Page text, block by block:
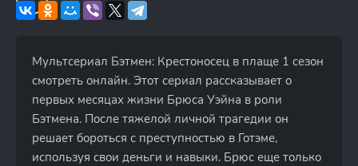
Мультсериал Бэтмен: Крестоносец в плаще 1 сезон
смотреть онлайн. Этот сериал рассказывает о
первых месяцах жизни Брюса Уэйна в роли
Бэтмена. После тяжелой личной трагедии он
решает бороться с преступностью в Готэме,
используя свои деньги и навыки. Брюс еще только